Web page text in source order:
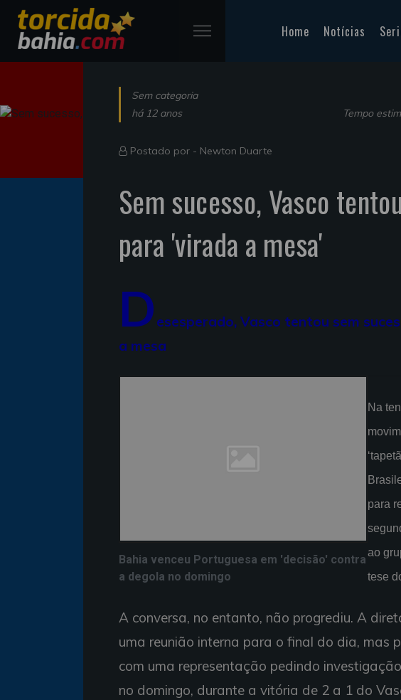
Home Notícias
Sem categoria
há 12 anos
Tempo
Postado por - Newton Duarte
Sem sucesso, Vasco
para 'virada a mesa'
D esesperado, Vasco tentou sem
a mesa
Bahia venceu Portuguesa em 'decisão' contra
a degola no domingo
Na
para
ao
tese
A conversa, no entanto, não progrediu. A
uma reunião interna para o final do dia, mas
com uma representação pedindo
no domingo, durante a vitória de 2 a 1 do